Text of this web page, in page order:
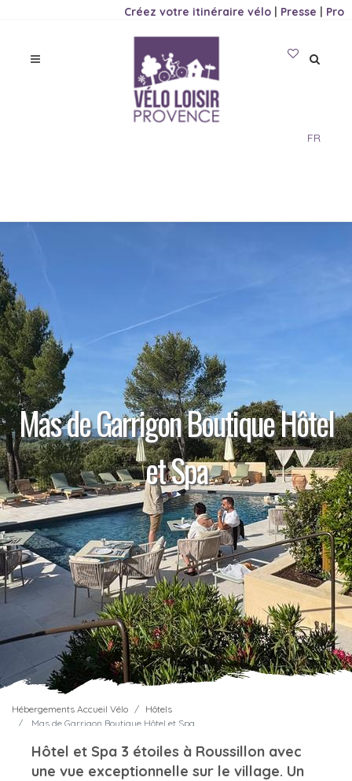
Créez votre itinéraire vélo | Presse | Pro
FR
Mas de Garrigon Boutique Hôtel
et Spa
Hébergements Accueil Vélo
Hôtels
Mas de Garrigon Boutique Hôtel et Spa
Hôtel et Spa 3 étoiles à Roussillon avec
une vue exceptionnelle sur le village. Un